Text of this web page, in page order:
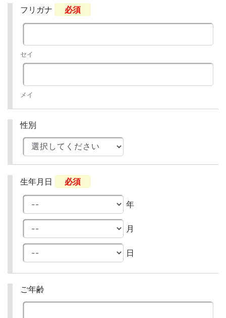
フリガナ 必須
セイ
メイ
性別
生年月日 必須
年
月
日
ご年齢